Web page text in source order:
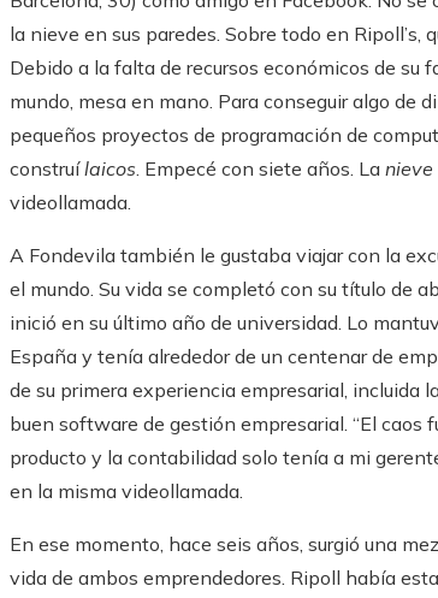
la nieve en sus paredes. Sobre todo en
Debido a la falta de recursos económicos de su
mundo, mesa en mano. Para conseguir algo de
pequeños proyectos de programación de
construílaicos. Empecé con siete años. La nieve
videollamada.
A Fondevila también le gustaba viajar con la
el mundo. Su vida se completó con su título de
inició en su último año de universidad. Lo
España y tenía alrededor de un centenar de
de su primera experiencia empresarial, incluida
buen software de gestión empresarial. “El
producto y la contabilidad solo tenía a mi
en la misma videollamada.
En ese momento, hace seis años, surgió una
vida de ambos emprendedores. Ripoll había